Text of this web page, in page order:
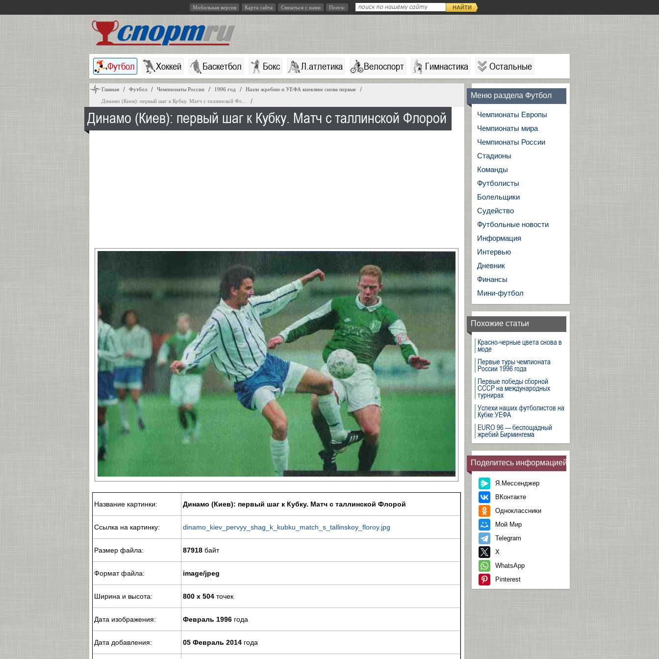
Мобильная версия Карта сайта Связаться с нами Поиск: НАЙТИ
Футбол Хоккей Баскетбол Бокс Л.атлетика Велоспорт Гимнастика Остальные
Главная Футбол Чемпионаты России 1996 год
Назло жребию и УЕФА киевляне снова первые
Динамо (Киев): первый шаг к Кубку. Матч с таллинской Фл…
Динамо (Киев): первый шаг к Кубку. Матч с таллинской Флорой
Название картинки: Динамо (Киев): первый шаг к Кубку. Матч с таллинской Флорой
Ссылка на картинку: dinamo_kiev_pervyy_shag_k_kubku_match_s_tallinskoy_floroy.jpg
Размер файла: 87918 байт
Формат файла: image/jpeg
Ширина и высота: 800 x 504 точек
Дата изображения: Февраль 1996 года
Дата добавления: 05 Февраль 2014 года
Меню раздела Футбол
Чемпионаты Европы
Чемпионаты мира
Чемпионаты России
Стадионы
Команды
Футболисты
Болельщики
Судейство
Футбольные новости
Информация
Интервью
Дневник
Финансы
Мини-футбол
Похожие статьи
Красно-черные цвета снова в
моде
Первые туры чемпионата
России 1996 года
Первые победы сборной
СССР на международных
турнирах
Успехи наших футболистов на
Кубке УЕФА
EURO 96 — беспощадный
жребий Бирмингема
Поделитесь информацией
Я.Мессенджер
ВКонтакте
Одноклассники
Мой Мир
Telegram
X
WhatsApp
Pinterest